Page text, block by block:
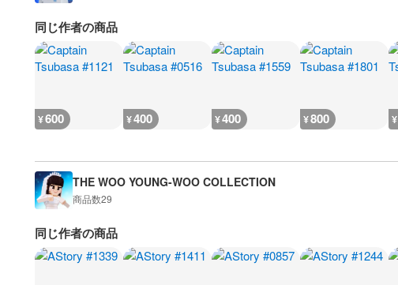
同じ作者の商品
¥600 ¥400 ¥400 ¥800 ¥
THE WOO YOUNG-WOO COLLECTION
商品数29
同じ作者の商品